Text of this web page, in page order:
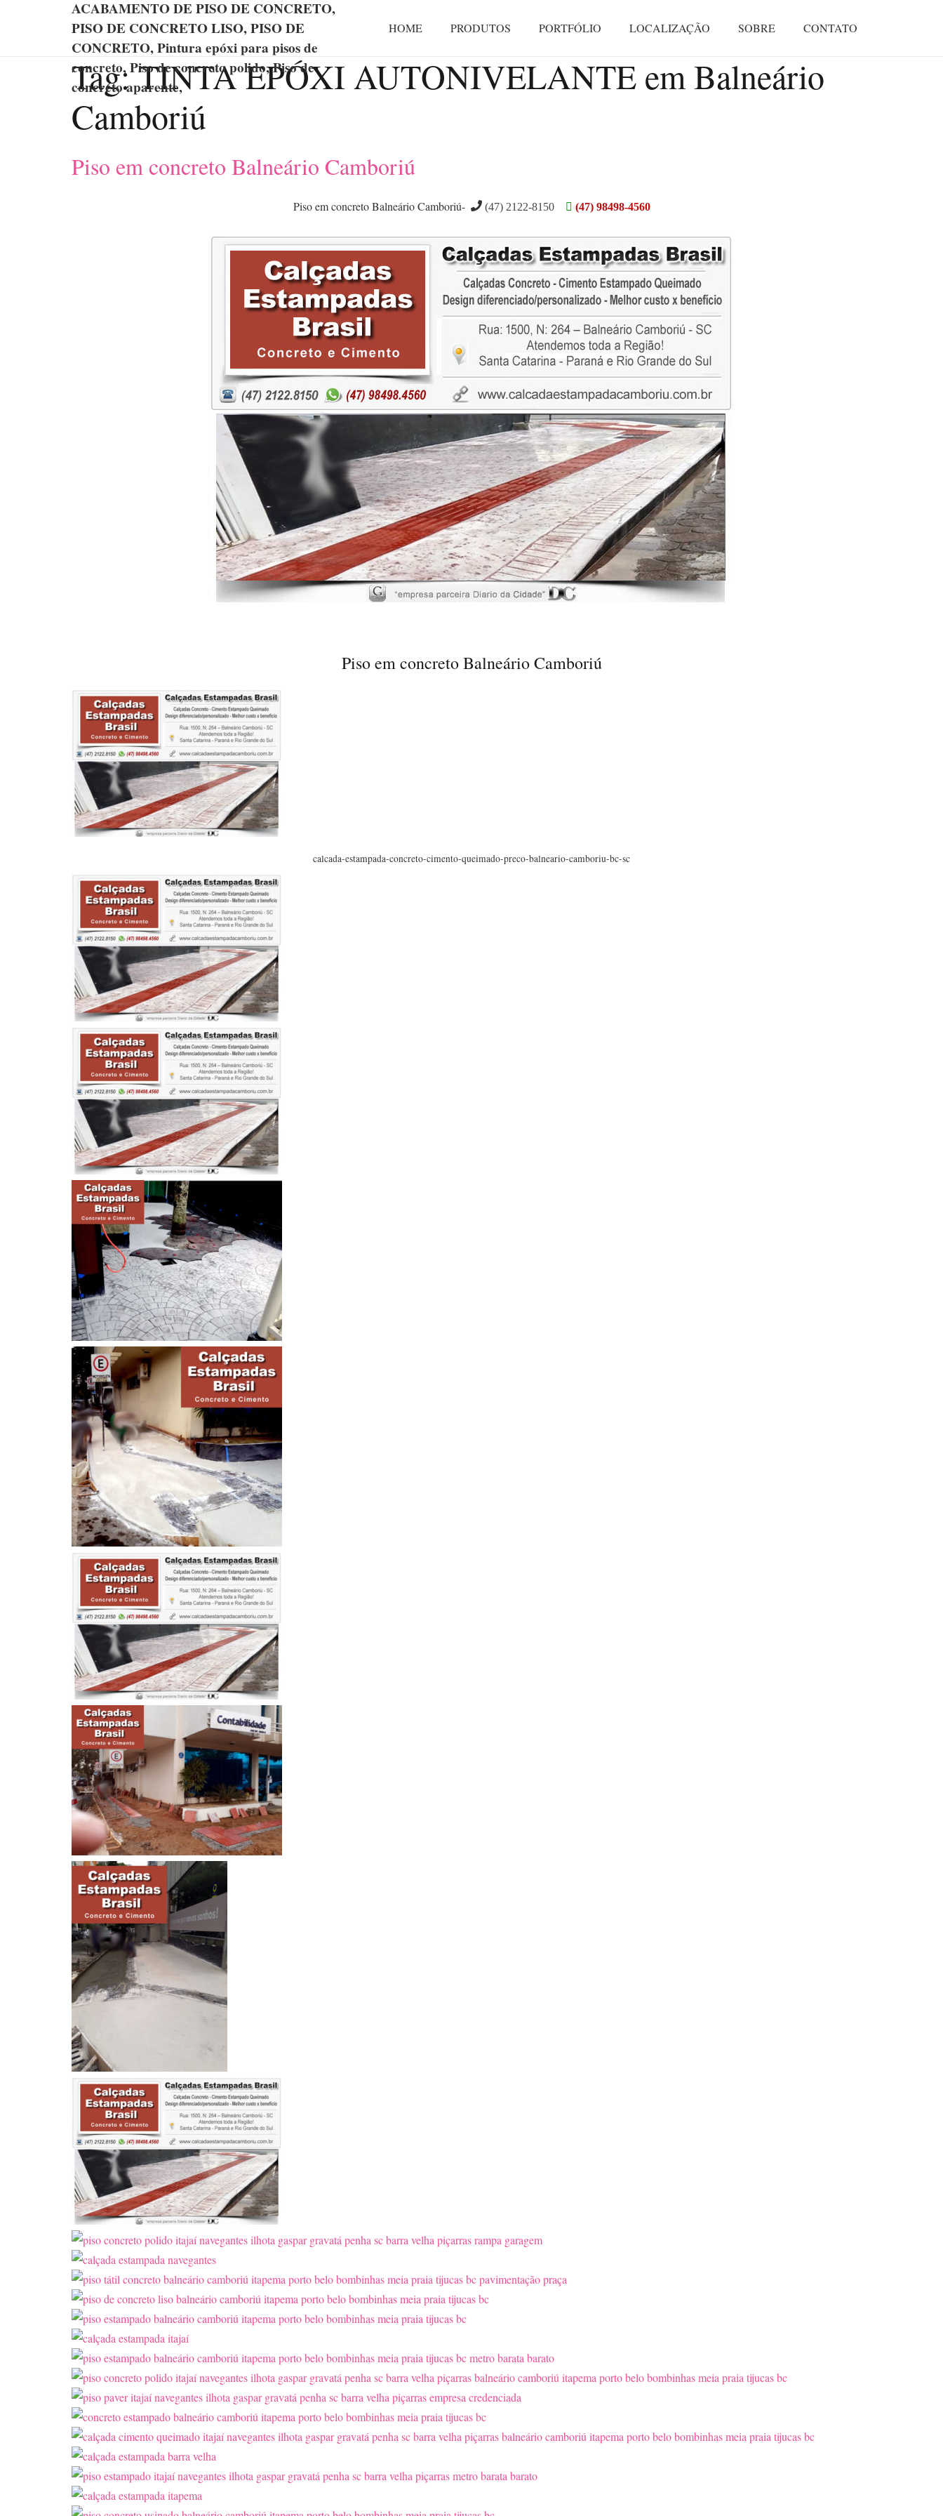
ACABAMENTO DE PISO DE CONCRETO,
PISO DE CONCRETO LISO, PISO DE
CONCRETO, Pintura epóxi para pisos de
concreto, Piso de concreto polido, Piso de
concreto aparente,
HOME PRODUTOS PORTFÓLIO LOCALIZAÇÃO SOBRE CONTATO
Tag:TINTA EPÓXI AUTONIVELANTE em Balneário
Camboriú
Piso em concreto Balneário Camboriú
Piso em concreto Balneário Camboriú- (47) 2122-8150 (47) 98498-4560
Piso em concreto Balneário Camboriú
calcada-estampada-concreto-cimento-queimado-preco-balneario-camboriu-bc-sc